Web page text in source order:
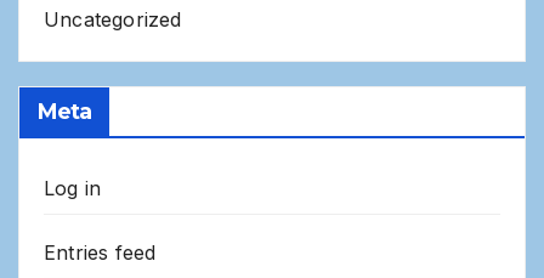
Uncategorized
Meta
Log in
Entries feed